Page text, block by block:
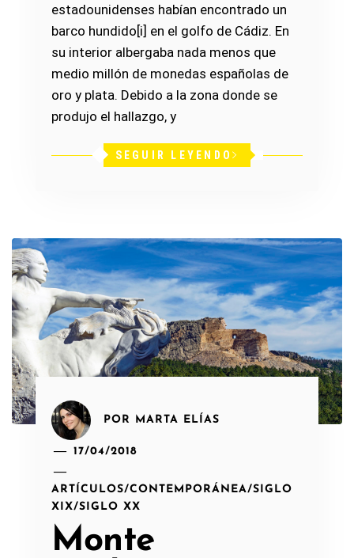
estadounidenses habían encontrado un
barco hundido[i] en el golfo de Cádiz. En
su interior albergaba nada menos que
medio millón de monedas españolas de
oro y plata. Debido a la zona donde se
produjo el hallazgo, y
SEGUIR LEYENDO
POR MARTA ELÍAS
17/04/2018
ARTÍCULOS/CONTEMPORÁNEA/SIGLO
XIX/SIGLO XX
Monte